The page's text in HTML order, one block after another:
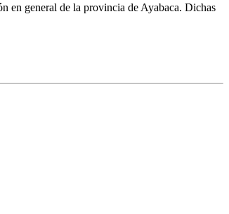
en general de la provincia de Ayabaca. Dichas